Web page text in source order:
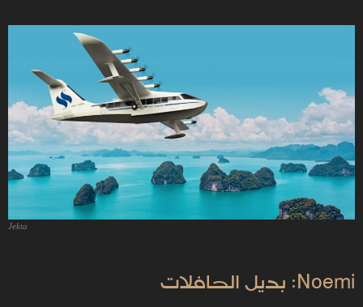
Jekta
Noemi: بديل الحافلات